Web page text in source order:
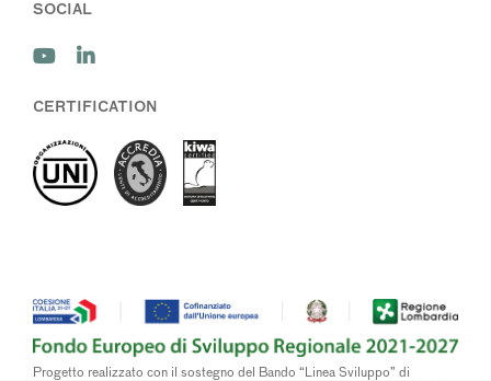
SOCIAL
CERTIFICATION
Progetto realizzato con il sostegno del Bando “Linea Sviluppo” di